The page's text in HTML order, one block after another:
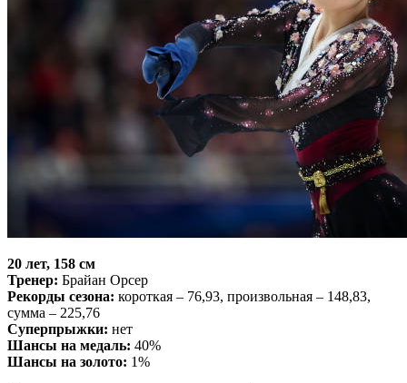
20 лет, 158 см
Тренер: Брайан Орсер
Рекорды сезона: короткая – 76,93, произвольная – 148,83,
сумма – 225,76
Суперпрыжки: нет
Шансы на медаль: 40%
Шансы на золото: 1%